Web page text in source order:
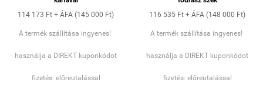
114 173 Ft + ÁFA (145 000 Ft)
A termék szállítása ingyenes!
használja a DIREKT kuponkódot
fizetés: előreutalással
116 535 Ft + ÁFA (148 000 Ft)
A termék szállítása ingyenes!
használja a DIREKT kuponkódot
fizetés: előreutalással